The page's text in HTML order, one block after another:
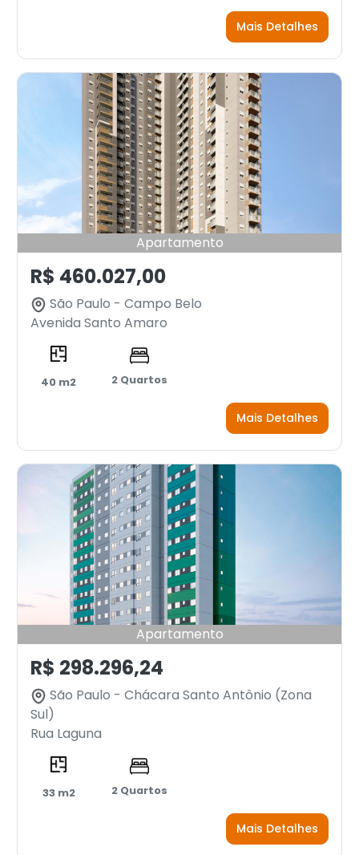
Mais Detalhes
Apartamento
R$ 460.027,00
São Paulo - Campo Belo
Avenida Santo Amaro
40 m2 2 Quartos
Mais Detalhes
Apartamento
R$ 298.296,24
São Paulo - Chácara Santo Antônio (Zona
Sul)
Rua Laguna
33 m2 2 Quartos
Mais Detalhes